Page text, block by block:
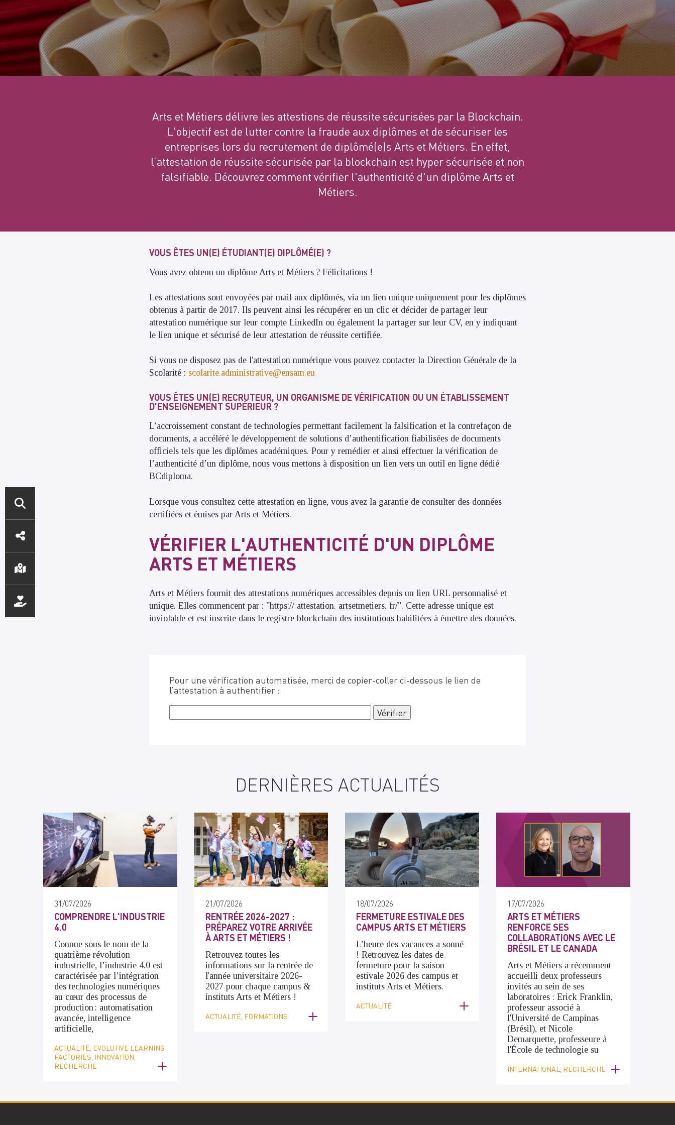
ACCÈS
DIRECTS
Arts et Métiers délivre les attestions de réussite sécurisées par la Blockchain.
L'objectif est de lutter contre la fraude aux diplômes et de sécuriser les
entreprises lors du recrutement de diplômé(e)s Arts et Métiers. En effet,
l’attestation de réussite sécurisée par la blockchain est hyper sécurisée et non
falsifiable. Découvrez comment vérifier l'authenticité d'un diplôme Arts et
Métiers.
VOUS ÊTES UN(E) ÉTUDIANT(E) DIPLÔMÉ(E) ?
Vous avez obtenu un diplôme Arts et Métiers ? Félicitations !
Les attestations sont envoyées par mail aux diplômés, via un lien unique uniquement pour les diplômes
obtenus à partir de 2017. Ils peuvent ainsi les récupérer en un clic et décider de partager leur
attestation numérique sur leur compte LinkedIn ou également la partager sur leur CV, en y indiquant
le lien unique et sécurisé de leur attestation de réussite certifiée.
Si vous ne disposez pas de l'attestation numérique vous pouvez contacter la Direction Générale de la
Scolarité : scolarite.administrative@ensam.eu
VOUS ÊTES UN(E) RECRUTEUR, UN ORGANISME DE VÉRIFICATION OU UN ÉTABLISSEMENT
D'ENSEIGNEMENT SUPÉRIEUR ?
L’accroissement constant de technologies permettant facilement la falsification et la contrefaçon de
documents, a accéléré le développement de solutions d’authentification fiabilisées de documents
officiels tels que les diplômes académiques. Pour y remédier et ainsi effectuer la vérification de
l’authenticité d’un diplôme, nous vous mettons à disposition un lien vers un outil en ligne dédié
BCdiploma.
Lorsque vous consultez cette attestation en ligne, vous avez la garantie de consulter des données
certifiées et émises par Arts et Métiers.
VÉRIFIER L'AUTHENTICITÉ D'UN DIPLÔME
ARTS ET MÉTIERS
Arts et Métiers fournit des attestations numériques accessibles depuis un lien URL personnalisé et
unique. Elles commencent par : "https:// attestation. artsetmetiers. fr/". Cette adresse unique est
inviolable et est inscrite dans le registre blockchain des institutions habilitées à émettre des données.
Pour une vérification automatisée, merci de copier-coller ci-dessous le lien de
l’attestation à authentifier :
DERNIÈRES ACTUALITÉS
31/07/2026
COMPRENDRE L'INDUSTRIE
4.0
Connue sous le nom de la
quatrième révolution
industrielle, l’industrie 4.0 est
caractérisée par l’intégration
des technologies numériques
au cœur des processus de
production : automatisation
avancée, intelligence
artificielle,
ACTUALITÉ, EVOLUTIVE LEARNING
FACTORIES, INNOVATION,
RECHERCHE
21/07/2026
RENTRÉE 2026-2027 :
PRÉPAREZ VOTRE ARRIVÉE
À ARTS ET MÉTIERS !
Retrouvez toutes les
informations sur la rentrée de
l'année universitaire 2026-
2027 pour chaque campus &
instituts Arts et Métiers !
ACTUALITÉ, FORMATIONS
18/07/2026
FERMETURE ESTIVALE DES
CAMPUS ARTS ET MÉTIERS
L’heure des vacances a sonné
! Retrouvez les dates de
fermeture pour la saison
estivale 2026 des campus et
instituts Arts et Métiers.
ACTUALITÉ
17/07/2026
ARTS ET MÉTIERS
RENFORCE SES
COLLABORATIONS AVEC LE
BRÉSIL ET LE CANADA
Arts et Métiers a récemment
accueilli deux professeurs
invités au sein de ses
laboratoires : Erick Franklin,
professeur associé à
l'Université de Campinas
(Brésil), et Nicole
Demarquette, professeure à
l'École de technologie su
INTERNATIONAL, RECHERCHE